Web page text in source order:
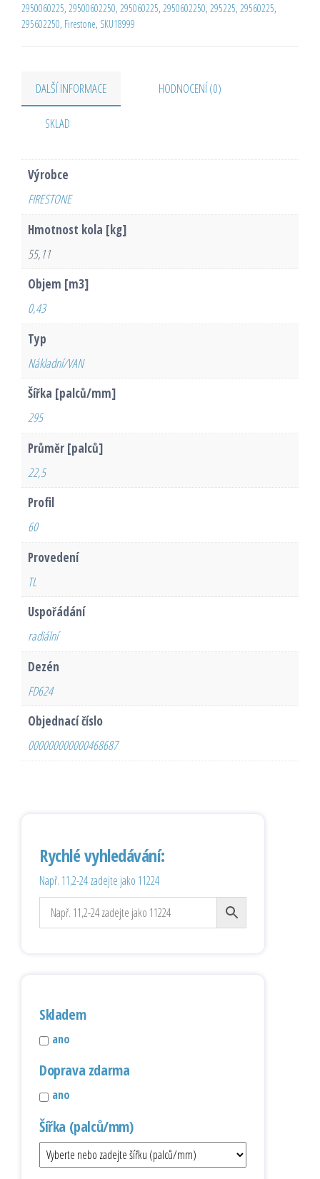
2950060225, 29500602250, 295060225, 2950602250, 295225, 29560225,
295602250, Firestone, SKU18999
DALŠÍ INFORMACE HODNOCENÍ (0)
SKLAD
Výrobce
FIRESTONE
Hmotnost kola [kg]
55,11
Objem [m3]
0,43
Typ
Nákladní/VAN
Šířka [palců/mm]
295
Průměr [palců]
22,5
Profil
60
Provedení
TL
Uspořádání
radiální
Dezén
FD624
Objednací číslo
000000000000468687
Rychlé vyhledávání:
Např. 11,2-24 zadejte jako 11224
Skladem
ano
Doprava zdarma
ano
Šířka (palců/mm)